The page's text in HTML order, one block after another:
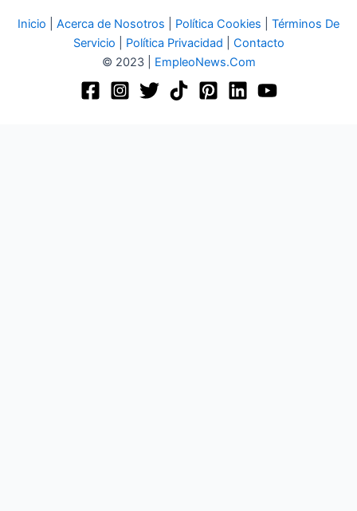
Inicio Acerca de Nosotros Política Cookies
Términos De
Servicio
Política Privacidad
Contacto
© 2023 | EmpleoNews.Com